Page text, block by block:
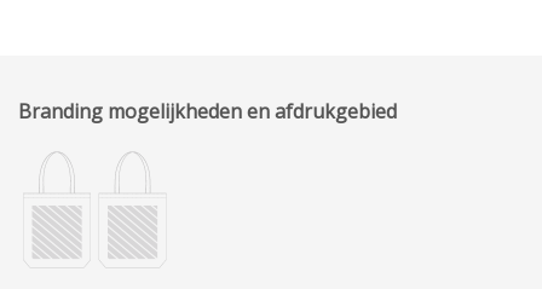
Branding mogelijkheden en afdrukgebied